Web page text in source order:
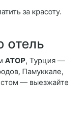
за красоту.
отель
АТОР, Турция —
Памуккале,
— выезжайте